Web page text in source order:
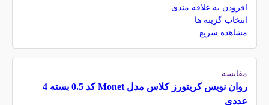
افزودن به علاقه مندی
انتخاب گزینه ها
مشاهده سریع
مقایسه
روان نویس کریتورز کلاس مدل Monet کد 0.5 بسته 4
عددی